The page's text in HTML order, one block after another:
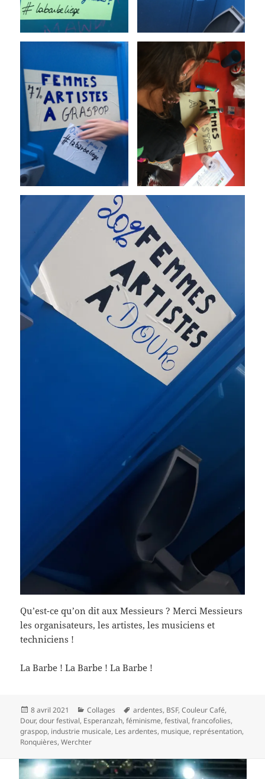
Qu’est-ce qu’on dit aux Messieurs ? Merci Messieurs
les organisateurs, les artistes, les musiciens et
techniciens !
La Barbe ! La Barbe ! La Barbe !
Publié
le
8 avril 2021 Catégories
Collages
Mots-
clés
ardentes, BSF,Couleur Café,
Dour,dour festival, Esperanzah,féminisme,festival,francofolies,
graspop, industrie musicale, Les ardentes, musique, représentation,
Ronquières,Werchter